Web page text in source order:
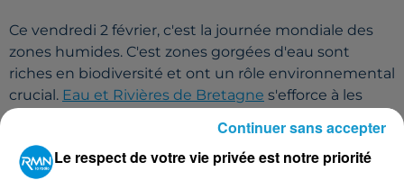
Ce vendredi 2 février, c'est la journée mondiale des
zones humides. C'est zones gorgées d'eau sont
riches en biodiversité et ont un rôle environnemental
crucial. Eau et Rivières de Bretagne s'efforce à les
faire connaître et à les protéger.
Anouck Bonjean, animatrice chez Eau et Rivières de
Bretagne, nous explique leur intérêt, leurs
Le respect de votre vie privée est notre priorité
Continuer sans accepter